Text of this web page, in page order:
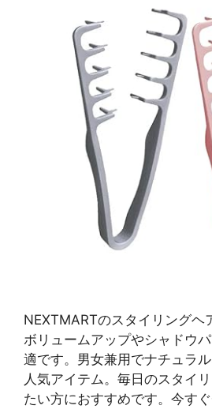
NEXTMARTのスタイリングヘ
ボリュームアップやシャドウ
適です。男女兼用でナチュラ
人気アイテム。毎日のスタイ
たい方におすすめです。今す